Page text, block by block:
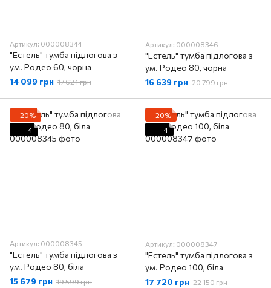
Артикул: 000008344
"Естель" тумба підлогова з
ум. Родео 60, чорна
14 099 грн 17 624 грн
Артикул: 000008346
"Естель" тумба підлогова з
ум. Родео 80, чорна
16 639 грн 20 799 грн
−20%
4
Артикул: 000008345
"Естель" тумба підлогова з
ум. Родео 80, біла
15 679 грн 19 599 грн
−20%
4
Артикул: 000008347
"Естель" тумба підлогова з
ум. Родео 100, біла
17 720 грн 22 150 грн